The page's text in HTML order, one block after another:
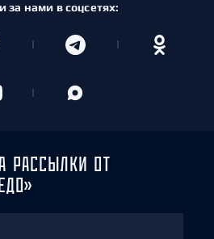
за нами в соцсетях:
РАССЫЛКИ ОТ